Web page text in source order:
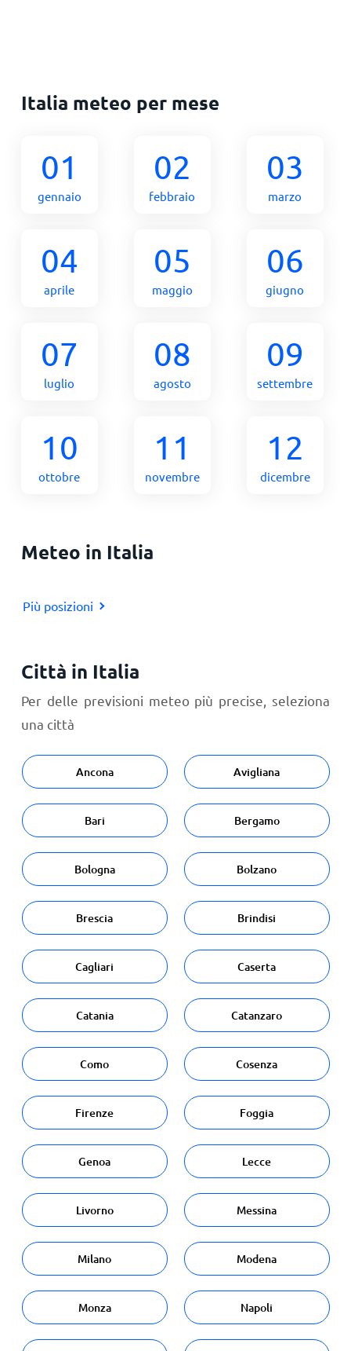
Italia meteo per mese
01
gennaio
02
febbraio
03
marzo
04
aprile
05
maggio
06
giugno
07
luglio
08
agosto
09
settembre
10
ottobre
11
novembre
12
dicembre
Meteo in Italia
Più posizioni
Città in Italia
Per delle previsioni meteo più precise, seleziona
una città
Ancona Avigliana
Bari Bergamo
Bologna Bolzano
Brescia Brindisi
Cagliari Caserta
Catania Catanzaro
Como Cosenza
Firenze Foggia
Genoa Lecce
Livorno Messina
Milano Modena
Monza Napoli